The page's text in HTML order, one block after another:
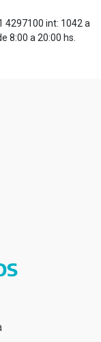
4297100 int: 1042 a
8:00 a 20:00 hs.